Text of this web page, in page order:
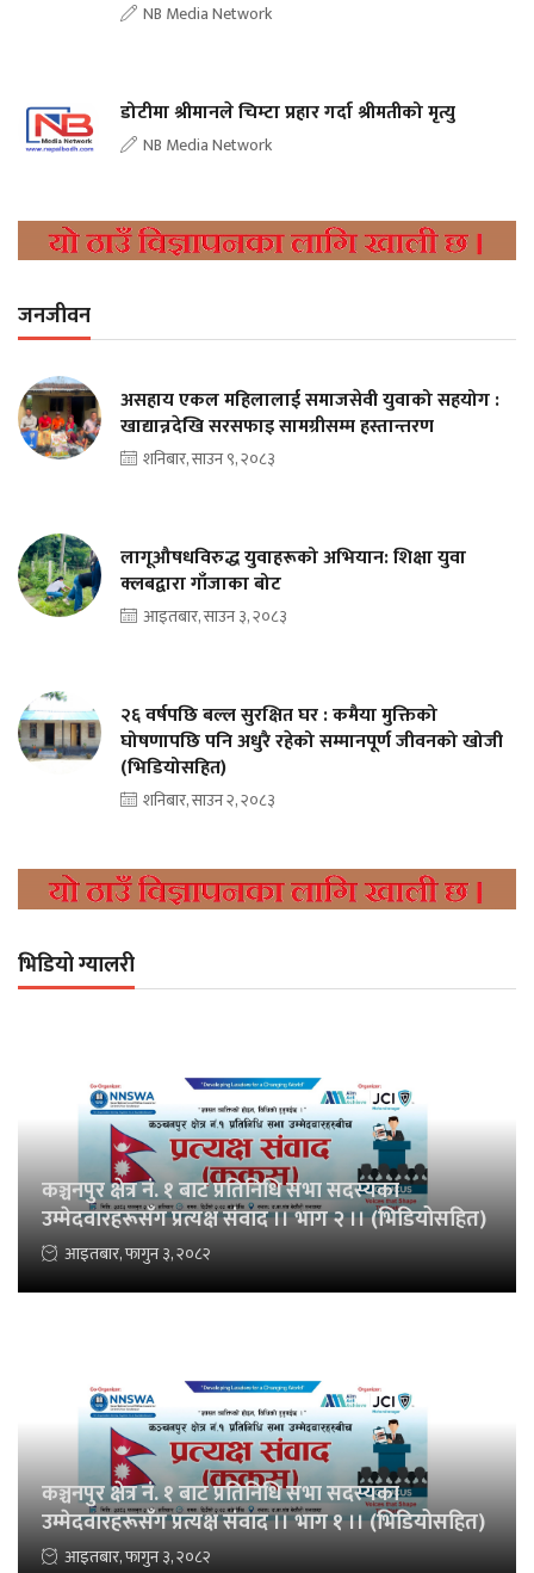
NB Media Network
डोटीमा श्रीमानले चिम्टा प्रहार गर्दा श्रीमतीको मृत्यु
NB Media Network
जनजीवन
असहाय एकल महिलालाई समाजसेवी युवाको सहयोग :
खाद्यान्नदेखि सरसफाइ सामग्रीसम्म हस्तान्तरण
शनिबार, साउन ९, २०८३
लागूऔषधविरुद्ध युवाहरूको अभियान: शिक्षा युवा
क्लबद्वारा गाँजाका बोट
आइतबार, साउन ३, २०८३
२६ वर्षपछि बल्ल सुरक्षित घर : कमैया मुक्तिको
घोषणापछि पनि अधुरै रहेको सम्मानपूर्ण जीवनको खोजी
(भिडियोसहित)
शनिबार, साउन २, २०८३
भिडियो ग्यालरी
कञ्चनपुर क्षेत्र नं. १ बाट प्रतिनिधि सभा सदस्यका
उम्मेदवारहरूसँग प्रत्यक्ष संवाद ।। भाग २ ।। (भिडियोसहित)
आइतबार, फागुन ३, २०८२
कञ्चनपुर क्षेत्र नं. १ बाट प्रतिनिधि सभा सदस्यका
उम्मेदवारहरूसँग प्रत्यक्ष संवाद ।। भाग १ ।। (भिडियोसहित)
आइतबार, फागुन ३, २०८२